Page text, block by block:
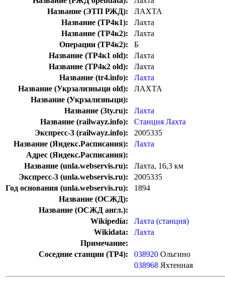
Название (ЭТП РЖД):
ЛАХТА
Название (ТР4к1):
Лахта
Название (ТР4к2):
Лахта
Операции (ТР4к2):
Б
Название (ТР4к1 old):
Лахта
Название (ТР4к2 old):
Лахта
Название (tr4.info):
Лахта
Название (Укрзализныци old):
ЛАХТА
Название (Укрзализныци):
Название (3ty.ru):
Лахта
Название (railwayz.info):
Станция Лахта
Экспресс-3 (railwayz.info):
2005335
Название (Яндекс.Расписания):
Лахта
Адрес (Яндекс.Расписания):
Название (unla.webservis.ru):
Лахта, 16,3 км
Экспресс-3 (unla.webservis.ru):
2005335
Год основания (unla.webservis.ru):
1894
Название (ОСЖД):
Название (ОСЖД англ.):
Wikipedia:
Лахта (станция)
Wikidata:
Лахта
Примечание:
Соседние станции (ТР4):
038920 Ольгино
038968 Яхтенная